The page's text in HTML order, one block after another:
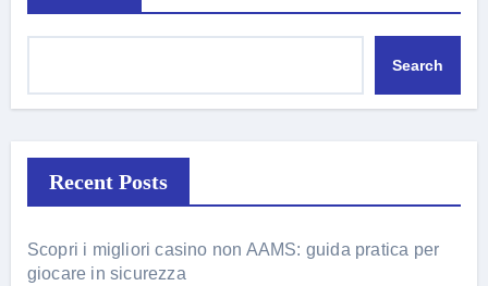
Search
Recent Posts
Scopri i migliori casino non AAMS: guida pratica per
giocare in sicurezza